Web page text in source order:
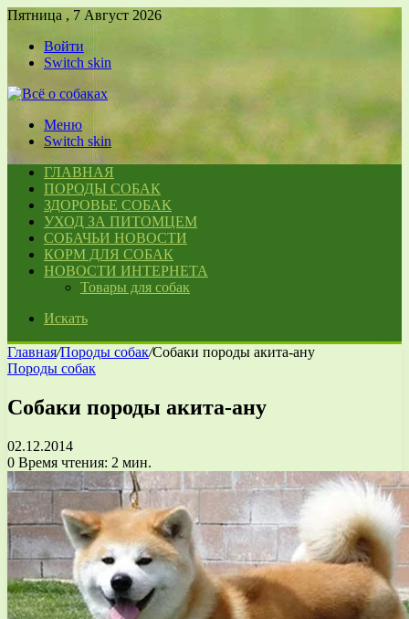
Пятница , 7 Август 2026
Войти
Switch skin
Меню
Switch skin
ГЛАВНАЯ
ПОРОДЫ СОБАК
ЗДОРОВЬЕ СОБАК
УХОД ЗА ПИТОМЦЕМ
СОБАЧЬИ НОВОСТИ
КОРМ ДЛЯ СОБАК
НОВОСТИ ИНТЕРНЕТА
Товары для собак
Искать
Главная/Породы собак/Собаки породы акита-ану
Породы собак
Собаки породы акита-ану
02.12.2014
0 Время чтения: 2 мин.